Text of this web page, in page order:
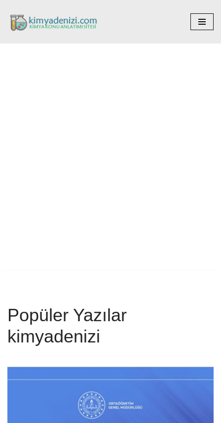
İçeriğe
Popüler Yazılar
kimyadenizi